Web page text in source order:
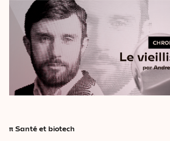
Économie
Industrie
Science et technologies
Société
Géopolitique
π Santé et biotech